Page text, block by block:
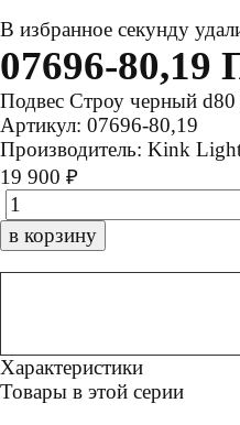
В избранное секунду
07696-80,19
Подвес Строу черный
Артикул: 07696-80,19
Производитель: Kink
19 900 ₽
в корзину
Характеристики
Товары в этой серии